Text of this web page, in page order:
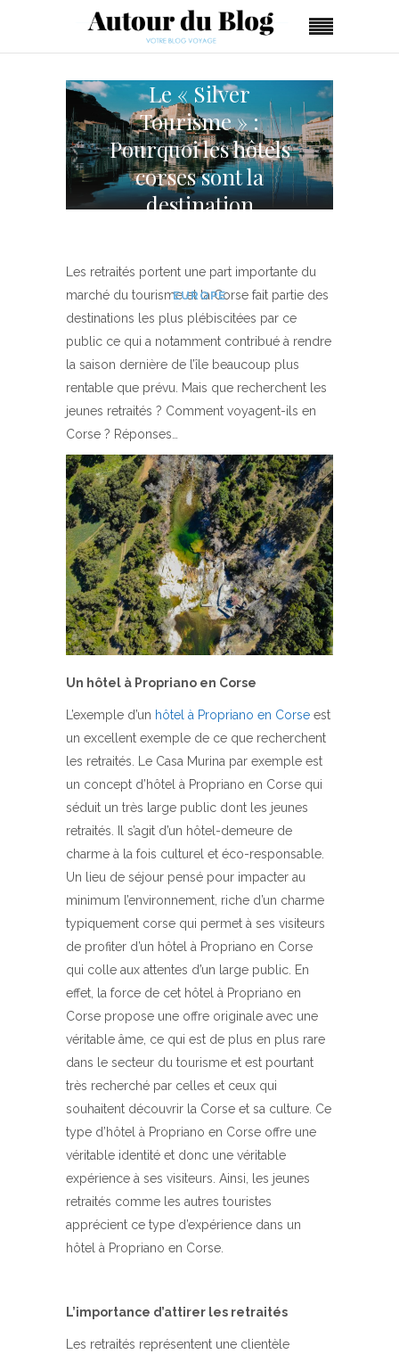
Le « Silver
Tourisme » :
Pourquoi les hôtels
corses sont la
destination
retraités ?
EUROPE
Les retraités portent une part importante du
marché du tourisme et la Corse fait partie des
destinations les plus plébiscitées par ce
public ce qui a notamment contribué à rendre
la saison dernière de l’île beaucoup plus
rentable que prévu. Mais que recherchent les
jeunes retraités ? Comment voyagent-ils en
Corse ? Réponses…
Un hôtel à Propriano en Corse
L’exemple d’un hôtel à Propriano en Corse est
un excellent exemple de ce que recherchent
les retraités. Le Casa Murina par exemple est
un concept d’hôtel à Propriano en Corse qui
séduit un très large public dont les jeunes
retraités. Il s’agit d’un hôtel-demeure de
charme à la fois culturel et éco-responsable.
Un lieu de séjour pensé pour impacter au
minimum l’environnement, riche d’un charme
typiquement corse qui permet à ses visiteurs
de profiter d’un hôtel à Propriano en Corse
qui colle aux attentes d’un large public. En
effet, la force de cet hôtel à Propriano en
Corse propose une offre originale avec une
véritable âme, ce qui est de plus en plus rare
dans le secteur du tourisme et est pourtant
très recherché par celles et ceux qui
souhaitent découvrir la Corse et sa culture. Ce
type d’hôtel à Propriano en Corse offre une
véritable identité et donc une véritable
expérience à ses visiteurs. Ainsi, les jeunes
retraités comme les autres touristes
apprécient ce type d’expérience dans un
hôtel à Propriano en Corse.
L’importance d’attirer les retraités
Les retraités représentent une clientèle